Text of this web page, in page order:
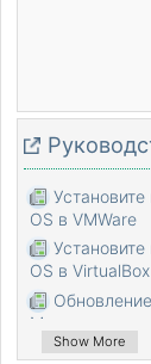
OS в VMWare
OS в VirtualBox
Mac
Установить
Show More